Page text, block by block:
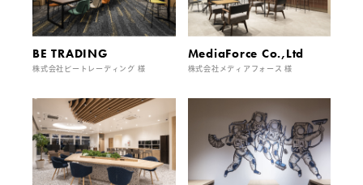
BE TRADING
株式会社ビートレーディング 様
MediaForce Co.,Ltd
株式会社メディアフォース 様